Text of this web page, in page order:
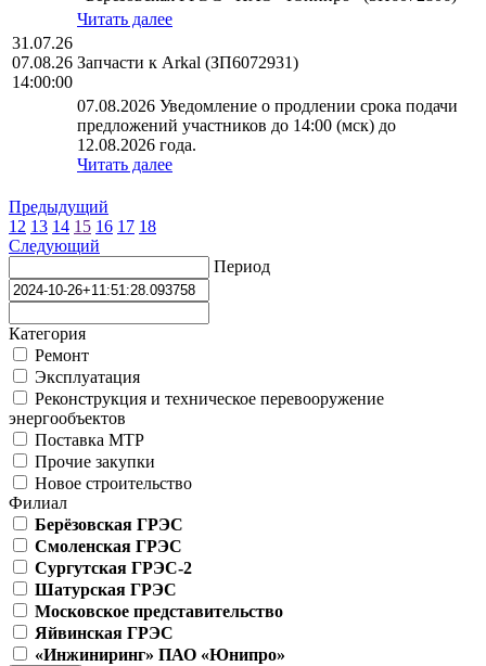
Читать далее
31.07.26
07.08.26
14:00:00
Запчасти к Arkal (ЗП6072931)
07.08.2026 Уведомление о продлении срока подачи
предложений участников до 14:00 (мск) до
12.08.2026 года.
Читать далее
Предыдущий
12 13 14 15 16 17 18
Следующий
Период
Категория
Ремонт
Эксплуатация
Реконструкция и техническое перевооружение
энергообъектов
Поставка МТР
Прочие закупки
Новое строительство
Филиал
Берёзовская ГРЭС
Смоленская ГРЭС
Сургутская ГРЭС-2
Шатурская ГРЭС
Московское представительство
Яйвинская ГРЭС
«Инжиниринг» ПАО «Юнипро»